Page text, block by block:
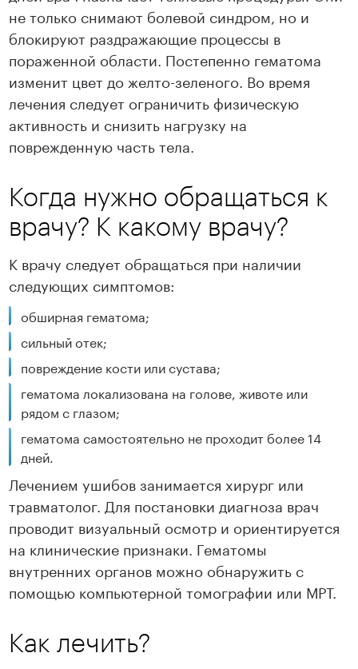
не только снимают болевой синдром, но и
блокируют раздражающие процессы в
пораженной области. Постепенно гематома
изменит цвет до желто-зеленого. Во время
лечения следует ограничить физическую
активность и снизить нагрузку на
поврежденную часть тела.
Когда нужно обращаться к
врачу? К какому врачу?
К врачу следует обращаться при наличии
следующих симптомов:
обширная гематома;
сильный отек;
повреждение кости или сустава;
гематома локализована на голове, животе или
рядом с глазом;
гематома самостоятельно не проходит более 14
дней.
Лечением ушибов занимается хирург или
травматолог. Для постановки диагноза врач
проводит визуальный осмотр и ориентируется
на клинические признаки. Гематомы
внутренних органов можно обнаружить с
помощью компьютерной томографии или МРТ.
Как лечить?